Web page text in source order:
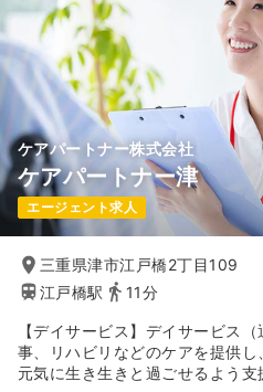
年間休日123日
月給29万円
気になる
日勤のみ（パート）
給与 時給1,150円
時間 9:00～17:30
時給1,200円以上可
気になる
ケアパートナー株式会社
ケアパートナー津
エージェント求人
三重県津市江戸橋2丁目109
江戸橋駅
11分
【デイサービス】デイサービス
事、リハビリなどのケアを提供
元気に生き生きと過ごせるよう支